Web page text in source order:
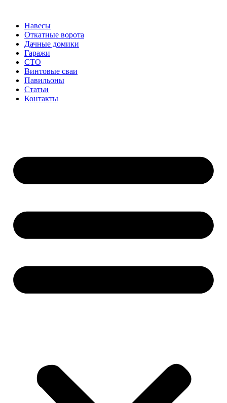
содержимому
Навесы
Откатные ворота
Дачные домики
Гаражи
СТО
Винтовые сваи
Павильоны
Статьи
Контакты